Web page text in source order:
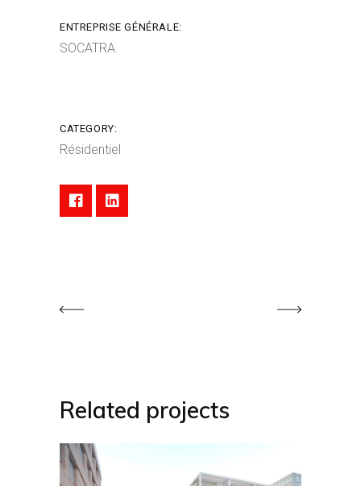
ENTREPRISE GÉNÉRALE:
SOCATRA
CATEGORY:
Résidentiel
Related projects